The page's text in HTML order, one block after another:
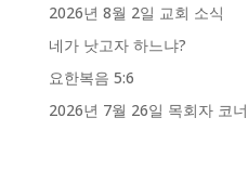
2026년 8월 2일 교회 소식
네가 낫고자 하느냐?
요한복음 5:6
2026년 7월 26일 목회자 코너